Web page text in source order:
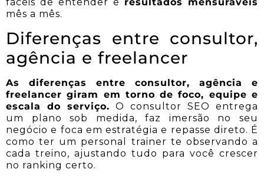
fáceis de entender e resultados mensuráveis
mês a mês.
Diferenças entre consultor,
agência e freelancer
As diferenças entre consultor, agência e
freelancer giram em torno de foco, equipe e
escala do serviço. O consultor SEO entrega
um plano sob medida, faz imersão no seu
negócio e foca em estratégia e repasse direto. É
como ter um personal trainer te observando a
cada treino, ajustando tudo para você crescer
no ranking certo.